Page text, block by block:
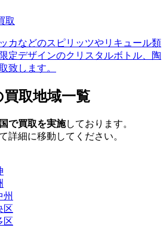
カなどのスピリッツやリキュール類
定デザインのクリスタルボトル、陶
致します。
取地域一覧
で買取を実施しております。
詳細に移動してください。
州
区
区